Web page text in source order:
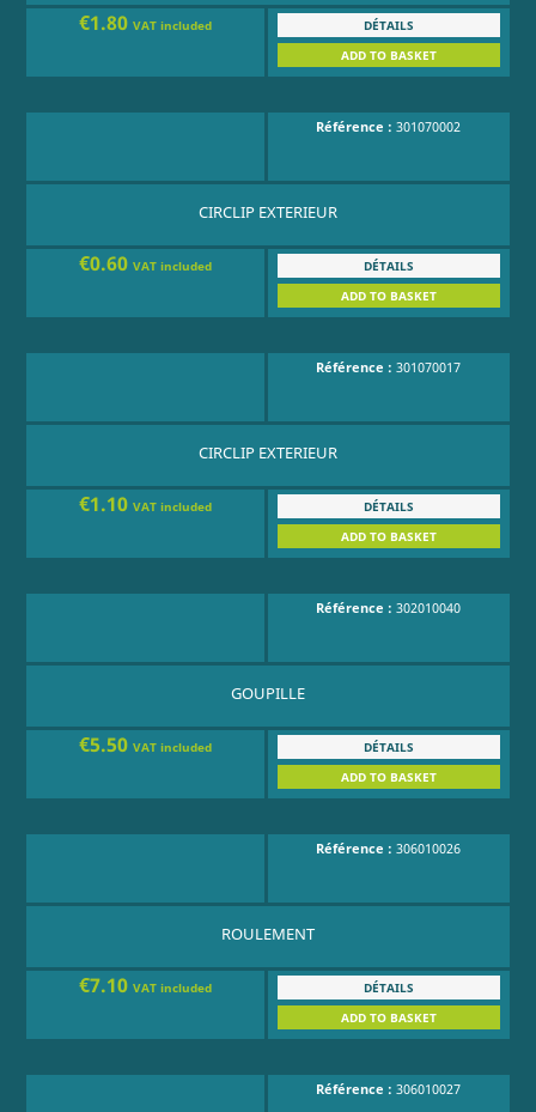
€1.80VAT included
DÉTAILS
ADD TO BASKET
Référence :301070002
CIRCLIP EXTERIEUR
€0.60VAT included
DÉTAILS
ADD TO BASKET
Référence :301070017
CIRCLIP EXTERIEUR
€1.10VAT included
DÉTAILS
ADD TO BASKET
Référence :302010040
GOUPILLE
€5.50VAT included
DÉTAILS
ADD TO BASKET
Référence :306010026
ROULEMENT
€7.10VAT included
DÉTAILS
ADD TO BASKET
Référence :306010027